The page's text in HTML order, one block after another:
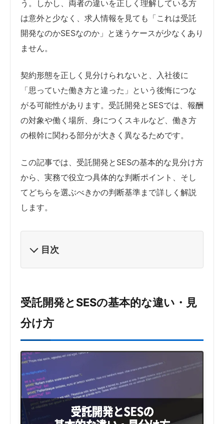
う。しかし、両者の違いを正しく理解している方
は意外と少なく、求人情報を見ても「これは受託
開発なのかSESなのか」と迷うケースが少なくあり
ません。
契約形態を正しく見分けられないと、入社後に
「思っていた働き方と違った」という後悔につな
がる可能性があります。受託開発とSESでは、報酬
の対象や働く場所、身につくスキルなど、働き方
の根幹に関わる部分が大きく異なるためです。
この記事では、受託開発とSESの基本的な見分け方
から、実務で役立つ具体的な判断ポイント、そし
てどちらを選ぶべきかの判断基準まで詳しく解説
します。
目次
受託開発とSESの基本的な違い・見
分け方